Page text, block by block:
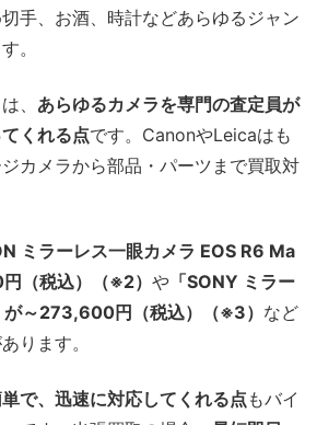
手、お酒、時計などあらゆるジャン
。
、 あらゆるカメラを専門の査定員が
くれる点です。CanonやLeicaはも
カメラから部品・パーツまで買取対
ミラーレス一眼カメラ EOS R6 Ma
（税込）（※2） や 「SONY ミラー
が～273,600円（税込）（※3） など
ります。
で、迅速に対応してくれる点 もバイ